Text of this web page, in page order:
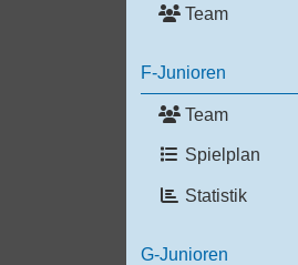
Team
F-Junioren
Team
Spielplan
Statistik
G-Junioren